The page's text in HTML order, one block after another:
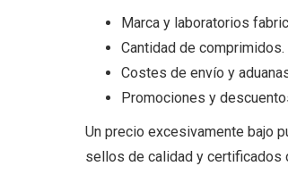
Marca y laboratorios
Cantidad de comprimidos.
Costes de envío y
Promociones y
Un precio excesivamente bajo
sellos de calidad y certificados